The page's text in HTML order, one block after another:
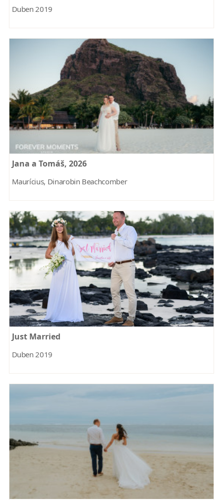
Duben 2019
Jana a Tomáš, 2026
Maurícius, Dinarobin Beachcomber
Just Married
Duben 2019